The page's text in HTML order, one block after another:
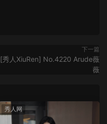
下一篇
[秀人XiuRen] No.4220 Arude薇
薇
秀人网